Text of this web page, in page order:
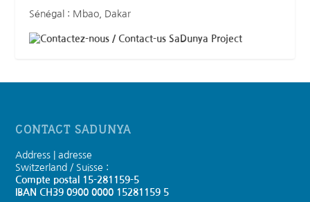
Sénégal : Mbao, Dakar
SaDunya Project
CONTACT SADUNYA
Address | adresse
Switzerland / Suisse :
Compte postal 15-281159-5
IBAN CH39 0900 0000 15281159 5